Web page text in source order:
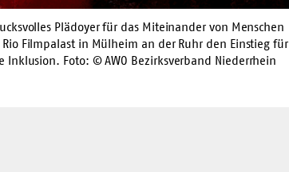
Plädoyer für das Miteinander von Menschen
Filmpalast in Mülheim an der Ruhr den Einstieg für
Foto: © AWO Bezirksverband Niederrhein